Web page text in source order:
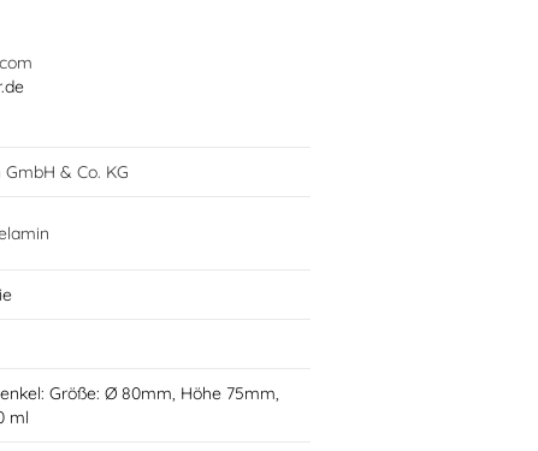
& Co. KG
Größe: Ø 80mm, Höhe 75mm,
ml